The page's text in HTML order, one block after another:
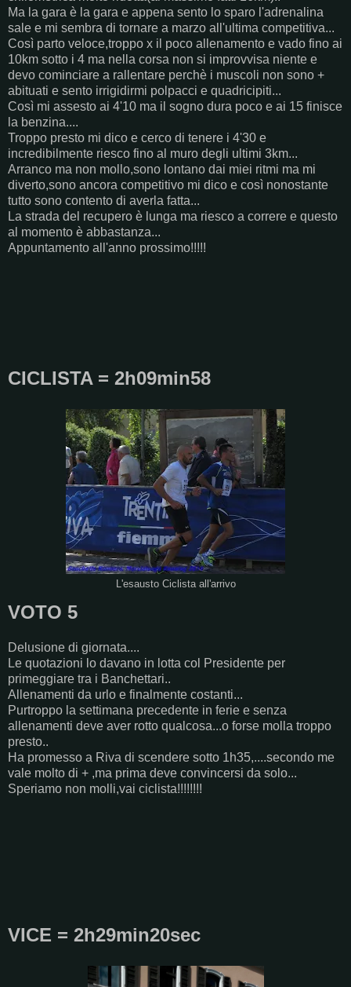
Ma la gara è la gara e appena sento lo sparo l'adrenalina
sale e mi sembra di tornare a marzo all'ultima competitiva...
Così parto veloce,troppo x il poco allenamento e vado fino ai
10km sotto i 4 ma nella corsa non si improvvisa niente e
devo cominciare a rallentare perchè i muscoli non sono +
abituati e sento irrigidirmi polpacci e quadricipiti...
Così mi assesto ai 4'10 ma il sogno dura poco e ai 15 finisce
la benzina....
Troppo presto mi dico e cerco di tenere i 4'30 e
incredibilmente riesco fino al muro degli ultimi 3km...
Arranco ma non mollo,sono lontano dai miei ritmi ma mi
diverto,sono ancora competitivo mi dico e così nonostante
tutto sono contento di averla fatta...
La strada del recupero è lunga ma riesco a correre e questo
al momento è abbastanza...
Appuntamento all'anno prossimo!!!!!
CICLISTA = 2h09min58
L'esausto Ciclista all'arrivo
VOTO 5
Delusione di giornata....
Le quotazioni lo davano in lotta col Presidente per
primeggiare tra i Banchettari..
Allenamenti da urlo e finalmente costanti...
Purtroppo la settimana precedente in ferie e senza
allenamenti deve aver rotto qualcosa...o forse molla troppo
presto..
Ha promesso a Riva di scendere sotto 1h35,....secondo me
vale molto di + ,ma prima deve convincersi da solo...
Speriamo non molli,vai ciclista!!!!!!!!
VICE = 2h29min20sec